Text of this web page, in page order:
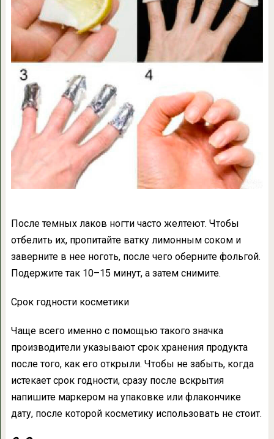
После темных лаков ногти часто желтеют. Чтобы
отбелить их, пропитайте ватку лимонным соком и
заверните в нее ноготь, после чего оберните фольгой.
Подержите так 10–15 минут, а затем снимите.
Срок годности косметики
Чаще всего именно с помощью такого значка
производители указывают срок хранения продукта
после того, как его открыли. Чтобы не забыть, когда
истекает срок годности, сразу после вскрытия
напишите маркером на упаковке или флакончике
дату, после которой косметику использовать не стоит.